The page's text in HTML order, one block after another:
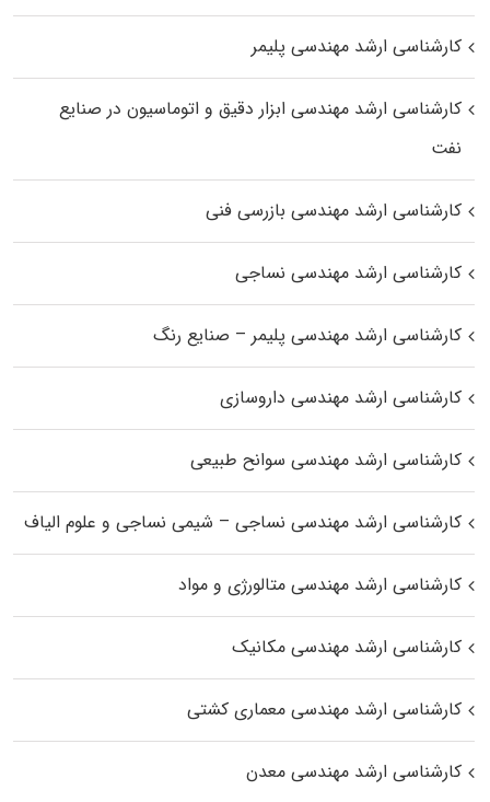
کارشناسی ارشد مهندسی پلیمر
کارشناسی ارشد مهندسی ابزار دقیق و اتوماسیون در صنایع
نفت
کارشناسی ارشد مهندسی بازرسی فنی
کارشناسی ارشد مهندسی نساجی
کارشناسی ارشد مهندسی پلیمر – صنایع رنگ
کارشناسی ارشد مهندسی داروسازی
کارشناسی ارشد مهندسی سوانح طبیعی
کارشناسی ارشد مهندسی نساجی – شیمی نساجی و علوم الیاف
کارشناسی ارشد مهندسی متالورژی و مواد
کارشناسی ارشد مهندسی مکانیک
کارشناسی ارشد مهندسی معماری کشتی
کارشناسی ارشد مهندسی معدن